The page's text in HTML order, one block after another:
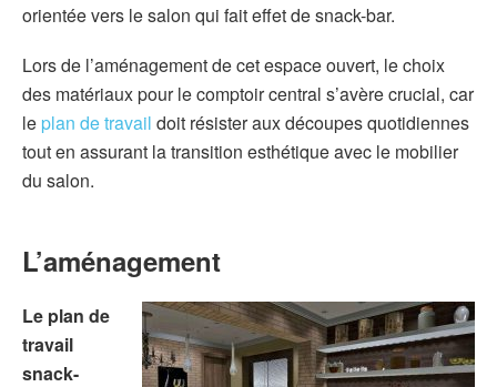
orientée vers le salon qui fait effet de snack-bar.
Lors de l’aménagement de cet espace ouvert, le choix
des matériaux pour le comptoir central s’avère crucial, car
le plan de travail doit résister aux découpes quotidiennes
tout en assurant la transition esthétique avec le mobilier
du salon.
L’aménagement
Le plan de
travail
snack-